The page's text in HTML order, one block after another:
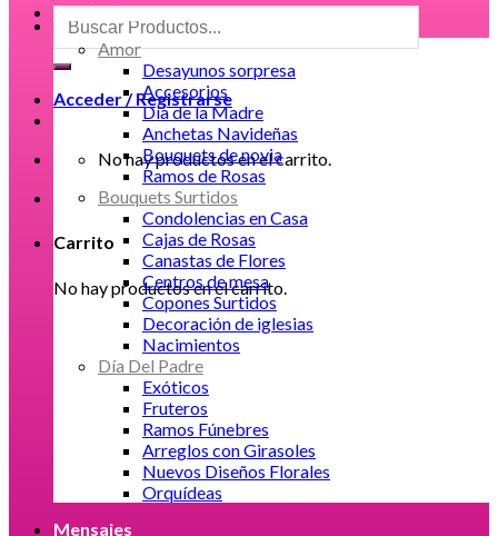
Buscar
por:
Acceder / Registrarse
No hay productos en el carrito.
Carrito
No hay productos en el carrito.
Productos
Amor
Desayunos sorpresa
Accesorios
Día de la Madre
Anchetas Navideñas
Bouquets de novia
Ramos de Rosas
Bouquets Surtidos
Condolencias en Casa
Cajas de Rosas
Canastas de Flores
Centros de mesa
Copones Surtidos
Decoración de iglesias
Nacimientos
Día Del Padre
Exóticos
Fruteros
Ramos Fúnebres
Arreglos con Girasoles
Nuevos Diseños Florales
Orquídeas
Mensajes